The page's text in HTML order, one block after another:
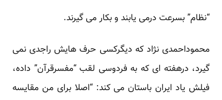
“نظام” بسرعت درمی یابند و بکار می گیرند.
محموداحمدی نژاد که دیگرکسی حرف هایش راجدی نمی
گیرد، درهفته ای که به فردوسی لقب “مفسرقرآن” داده،
فیلش یاد ایران باستان می کند: “اصلا برای من مقایسه